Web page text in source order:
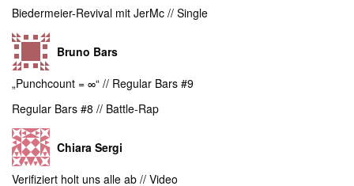
Biedermeier-Revival mit JerMc // Single
Bruno Bars
„Punchcount = ∞“ // Regular Bars #9
Regular Bars #8 // Battle-Rap
Chiara Sergi
Verifiziert holt uns alle ab // Video